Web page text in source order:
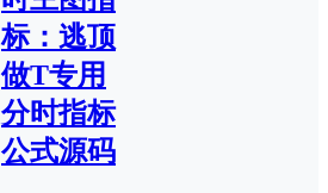
标：逃顶
做T专用
分时指标
公式源码